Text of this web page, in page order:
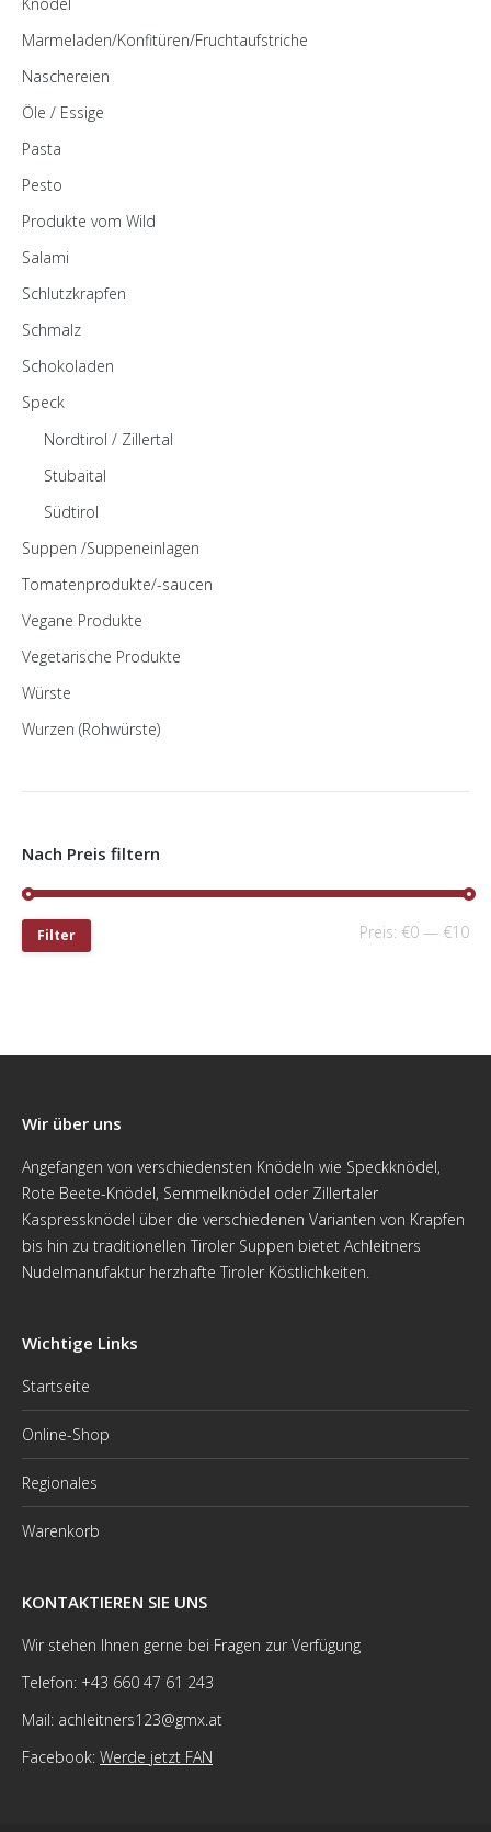
Marmeladen/Konfitüren/Fruchtaufstriche
Naschereien
Öle / Essige
Pasta
Pesto
Produkte vom Wild
Salami
Schlutzkrapfen
Schmalz
Schokoladen
Speck
Nordtirol / Zillertal
Stubaital
Südtirol
Suppen /Suppeneinlagen
Tomatenprodukte/-saucen
Vegane Produkte
Vegetarische Produkte
Würste
Wurzen (Rohwürste)
Nach Preis filtern
Filter Preis: €0 — €10
Wir über uns
Angefangen von verschiedensten Knödeln wie Speckknödel,
Rote Beete-Knödel, Semmelknödel oder Zillertaler
Kaspressknödel über die verschiedenen Varianten von Krapfen
bis hin zu traditionellen Tiroler Suppen bietet Achleitners
Nudelmanufaktur herzhafte Tiroler Köstlichkeiten.
Wichtige Links
Startseite
Online-Shop
Regionales
Warenkorb
KONTAKTIEREN SIE UNS
Wir stehen Ihnen gerne bei Fragen zur Verfügung
Telefon: +43 660 47 61 243
Mail: achleitners123@gmx.at
Facebook: Werde jetzt FAN